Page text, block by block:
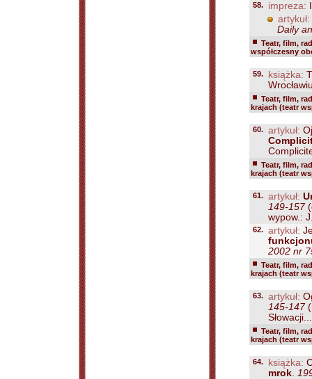
58. impreza:
artykuł:
Daily
Teatr, film,
współczesny
59. książka:
Teatr, film,
krajach (teatr
60. artykuł:
Teatr, film,
krajach (teatr
61. artykuł:
149-157
wypow.:
62. artykuł:
2002 nr
Teatr, film,
krajach (teatr
63. artykuł:
145-147
Teatr, film,
krajach (teatr
64. książka:
mrok.